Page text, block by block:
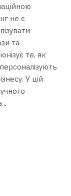
не є
та
те, як
У цій